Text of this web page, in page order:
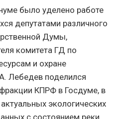
было уделено работе
депутатами различного
Думы,
комитета ГД по
и охране
Лебедев поделился
КПРФ в Госдуме, в
экологических
с состоянием реки